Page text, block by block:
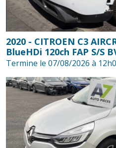
2020 - CITROEN C3
BlueHDi 120ch FAP S/S
Termine le 07/08/2026 à